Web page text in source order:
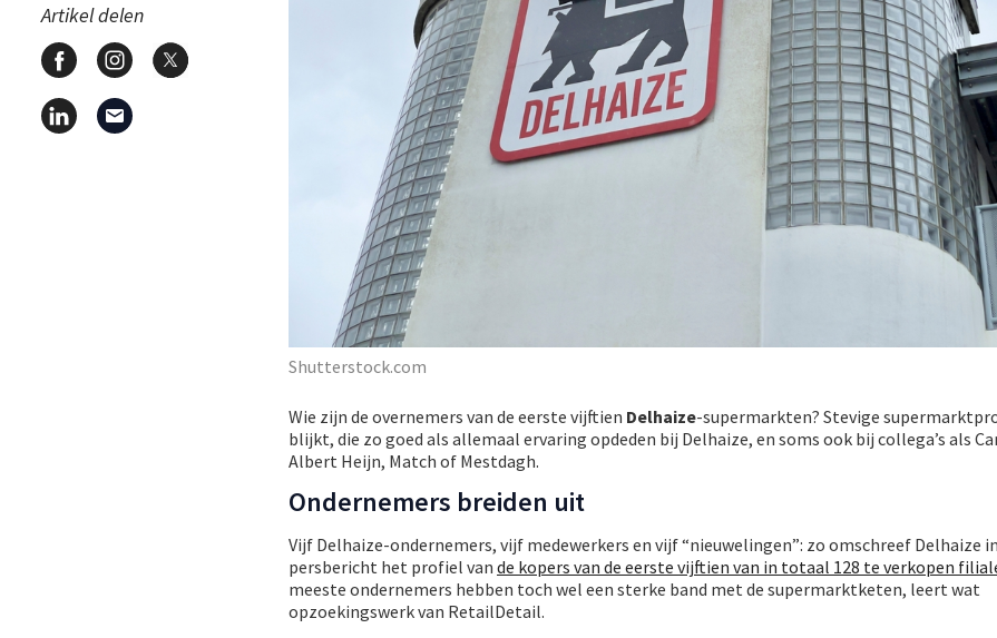
Artikel delen
Shutterstock.com
Wie zijn de overnemers van de eerste vijftien Delhaize-supermarkten? Stevige
blijkt, die zo goed als allemaal ervaring opdeden bij Delhaize, en soms ook bij collega’s als
Albert Heijn, Match of Mestdagh.
Ondernemers breiden uit
Vijf Delhaize-ondernemers, vijf medewerkers en vijf “nieuwelingen”: zo omschreef Delhaize
persbericht het profiel van de kopers van de eerste vijftien van in totaal 128 te verkopen
meeste ondernemers hebben toch wel een sterke band met de supermarktketen, leert wat
opzoekingswerk van RetailDetail.